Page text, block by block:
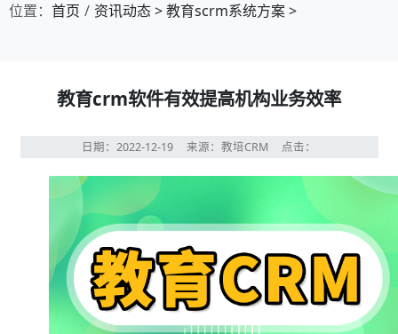
位置： 首页 资讯动态>教育scrm系统方案>
教育crm软件有效提高机构业务效率
日期：2022-12-19 来源：教培CRM 点击：